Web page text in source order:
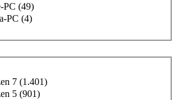
PC (49)
PC (4)
7 (1.401)
5 (901)